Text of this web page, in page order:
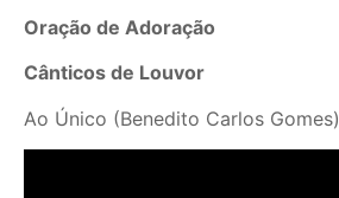
Oração de Adoração
Cânticos de Louvor
Ao Único (Benedito Carlos Gomes)